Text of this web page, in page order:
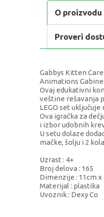
O proizvodu
Proveri
Gabbys Kitten
Animations Gabine
Ovaj edukativni
veštine rešavanja
LEGO set
Ova igračka za
i izbor udobnih
U setu dolaze
mačke, šolju i 2
Uzrast : 4+
Broj delova : 165
Dimenzije : 11cm x
Materijal : plastika
Uvoznik : Dexy Co